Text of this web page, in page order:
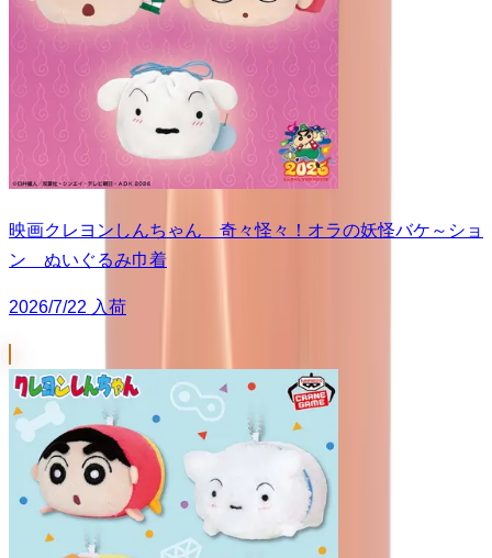
映画クレヨンしんちゃん 奇々怪々！オラの妖怪バケ～ショ
ン ぬいぐるみ巾着
2026/7/22 入荷